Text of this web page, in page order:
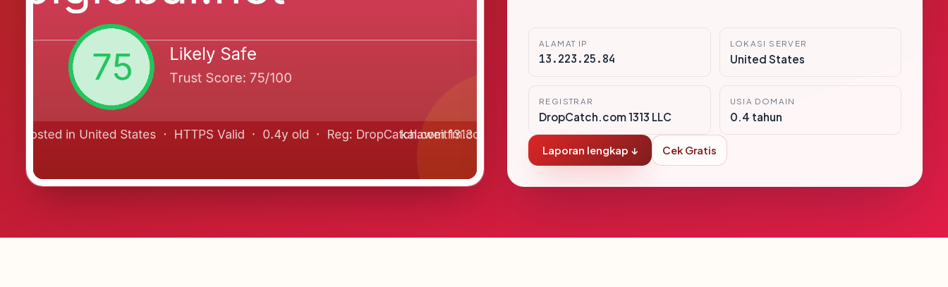
ALAMAT IP
13.223.25.84
LOKASI SERVER
United States
REGISTRAR
DropCatch.com 1313 LLC
USIA DOMAIN
0.4 tahun
Laporan lengkap ↓ Cek Gratis